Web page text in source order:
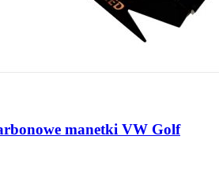
manetki VW Golf